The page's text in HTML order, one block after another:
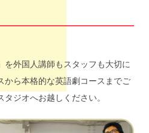
を外国人講師もスタッフも大切に
から本格的な英語劇コースまでご
ジオへお越しください。